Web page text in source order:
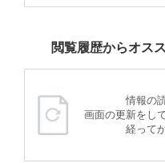
閲覧履歴からオス
情報の
画面の更新をし
経って